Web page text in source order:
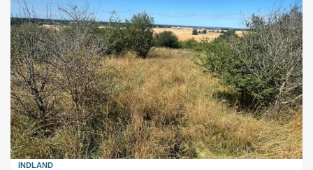
INDLAND